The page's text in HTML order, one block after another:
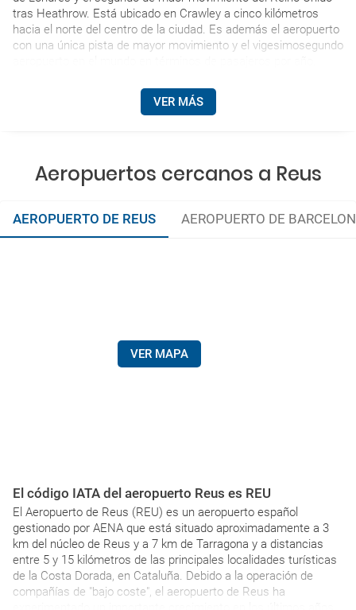
tras Heathrow. Está ubicado en Crawley a cinco kilómetros
hacia el norte del centro de la ciudad. Es además el aeropuerto
con una única pista de mayor movimiento y el vigesimosegundo
VER MÁS
Aeropuertos cercanos a Reus
AEROPUERTO DE REUS AEROPUERTO DE
VER MAPA
El código IATA del aeropuerto Reus es REU
El Aeropuerto de Reus (REU) es un aeropuerto español
gestionado por AENA que está situado aproximadamente a 3
km del núcleo de Reus y a 7 km de Tarragona y a distancias
entre 5 y 15 kilómetros de las principales localidades turísticas
de la Costa Dorada, en Cataluña. Debido a la operación de
compañías de "bajo coste", el aeropuerto de Reus ha